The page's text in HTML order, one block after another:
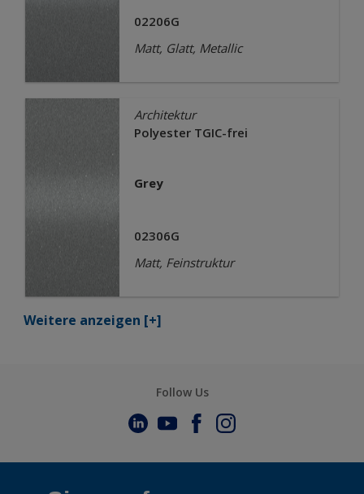
02206G
Matt, Glatt, Metallic
Architektur
Polyester TGIC-frei
Grey
02306G
Matt, Feinstruktur
Weitere anzeigen [+]
Follow Us